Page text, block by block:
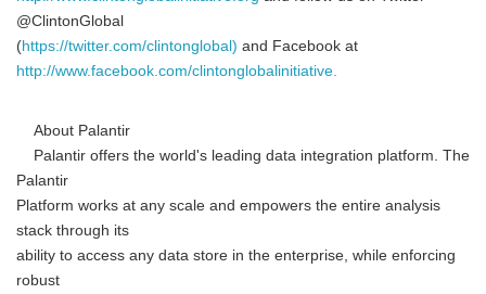
@ClintonGlobal
(https://twitter.com/clintonglobal) and Facebook at
http://www.facebook.com/clintonglobalinitiative.
About Palantir
Palantir offers the world's leading data integration platform. The
Palantir
Platform works at any scale and empowers the entire analysis
stack through its
ability to access any data store in the enterprise, while enforcing
robust
English